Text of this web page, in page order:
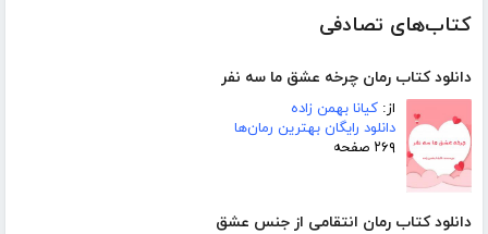
کتاب‌های تصادفی
دانلود کتاب رمان چرخه عشق ما سه نفر
از: کیانا بهمن زاده
دانلود رایگان بهترین رمان‌ها
۲۶۹ صفحه
دانلود کتاب رمان انتقامی از جنس عشق